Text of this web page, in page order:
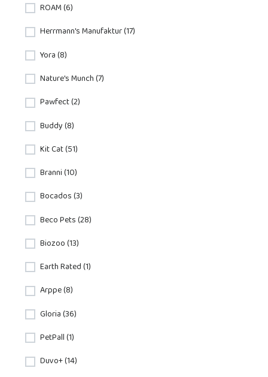
ROAM (6)
Herrmann's Manufaktur (17)
Yora (8)
Nature's Munch (7)
Pawfect (2)
Buddy (8)
Kit Cat (51)
Branni (10)
Bocados (3)
Beco Pets (28)
Biozoo (13)
Earth Rated (1)
Arppe (8)
Gloria (36)
PetPall (1)
Duvo+ (14)